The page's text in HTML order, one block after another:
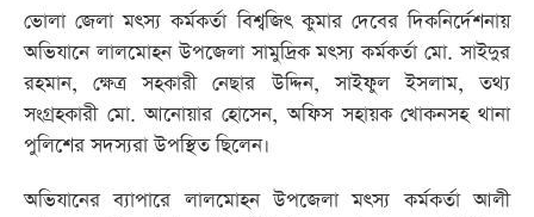
ভোলা জেলা মৎস্য কর্মকর্তা বিশ্বজিৎ কুমার দেবের দিকনির্দেশনায়
অভিযানে লালমোহন উপজেলা সামুদ্রিক মৎস্য কর্মকর্তা মো. সাইদুর
রহমান, ক্ষেত্র সহকারী নেছার উদ্দিন, সাইফুল ইসলাম, তথ্য
সংগ্রহকারী মো. আনোয়ার হোসেন, অফিস সহায়ক খোকনসহ থানা
পুলিশের সদস্যরা উপস্থিত ছিলেন।
অভিযানের ব্যাপারে লালমোহন উপজেলা মৎস্য কর্মকর্তা আলী